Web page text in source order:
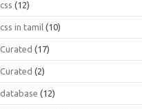
css (12)
css in tamil (10)
Curated (17)
Curated (2)
database (12)